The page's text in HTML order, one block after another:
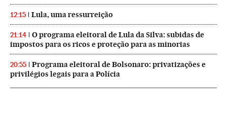
12:15 Lula, uma ressurreição
21:14
O programa eleitoral de Lula da Silva: subidas de
impostos para os ricos e proteção para as minorias
20:55
Programa eleitoral de Bolsonaro: privatizações e
privilégios legais para a Polícia